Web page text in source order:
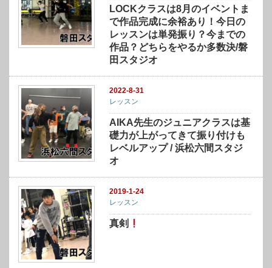
LOCKクラスは8月のイベントま
で作品完成に余裕あり！今日の
レッスンは単発振り？今までの
作品？どちらをやるか多数決/磐
田スタジオ
2022-8-31
レッスン
AIKA先生のジュニアクラスは基
礎力が上がってきて振り付けも
レベルアップ / 浜松六間スタジ
オ
2019-1-24
レッスン
真剣